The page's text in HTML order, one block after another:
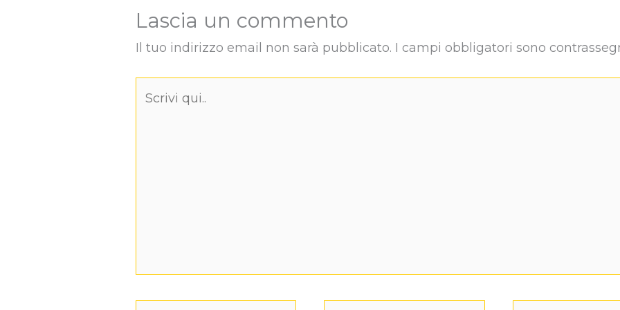
Lascia un commento
Il tuo indirizzo email non sarà pubblicato. I campi obbligatori sono